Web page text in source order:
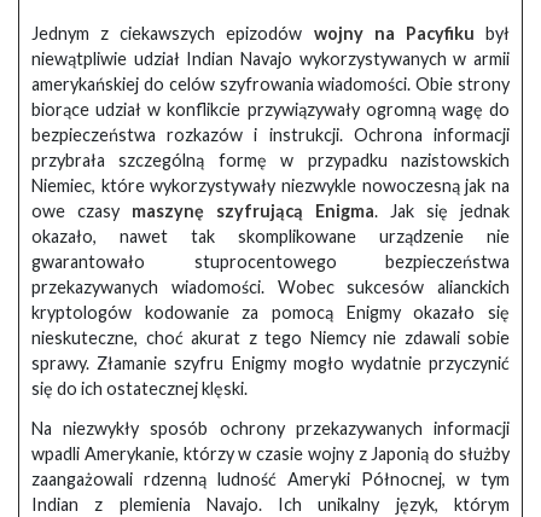
Jednym z ciekawszych epizodów wojny na Pacyfiku był
niewątpliwie udział Indian Navajo wykorzystywanych w armii
amerykańskiej do celów szyfrowania wiadomości. Obie strony
biorące udział w konflikcie przywiązywały ogromną wagę do
bezpieczeństwa rozkazów i instrukcji. Ochrona informacji
przybrała szczególną formę w przypadku nazistowskich
Niemiec, które wykorzystywały niezwykle nowoczesną jak na
owe czasy maszynę szyfrującą Enigma. Jak się jednak
okazało, nawet tak skomplikowane urządzenie nie
gwarantowało stuprocentowego bezpieczeństwa
przekazywanych wiadomości. Wobec sukcesów alianckich
kryptologów kodowanie za pomocą Enigmy okazało się
nieskuteczne, choć akurat z tego Niemcy nie zdawali sobie
sprawy. Złamanie szyfru Enigmy mogło wydatnie przyczynić
się do ich ostatecznej klęski.
Na niezwykły sposób ochrony przekazywanych informacji
wpadli Amerykanie, którzy w czasie wojny z Japonią do służby
zaangażowali rdzenną ludność Ameryki Północnej, w tym
Indian z plemienia Navajo. Ich unikalny język, którym